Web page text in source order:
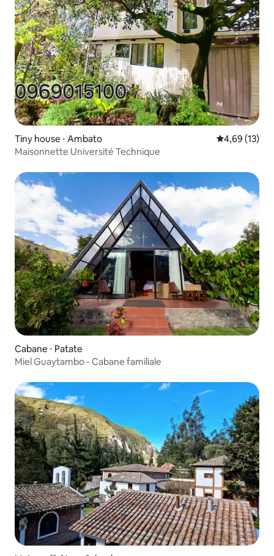
Tiny house ⋅ Ambato Évaluation
4,69 (13)
Maisonnette Université Technique
Cabane ⋅ Patate
Miel Guaytambo - Cabane familiale